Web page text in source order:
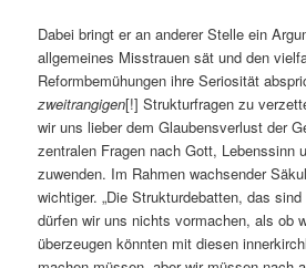
Dabei bringt er an anderer Stelle ein
allgemeines Misstrauen sät und den
Reformbemühungen ihre Seriosität
zweitrangigen[!] Strukturfragen zu
wir uns lieber dem Glaubensverlust der
zentralen Fragen nach Gott, Lebenssinn
zuwenden. Im Rahmen wachsender
wichtiger. „Die Strukturdebatten, das
dürfen wir uns nichts vormachen, als ob
überzeugen könnten mit diesen